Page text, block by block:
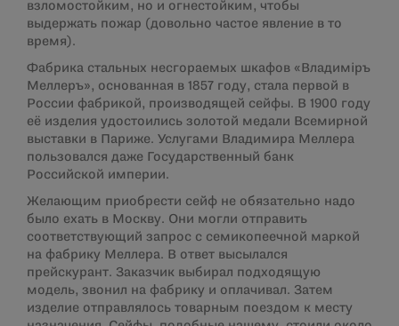
взломостойким, но и огнестойким, чтобы
выдержать пожар (довольно частое явление в то
время).
Фабрика стальных несгораемых шкафов «Владимiръ
Меллеръ», основанная в 1857 году, стала первой в
России фабрикой, производящей сейфы. В 1900 году
её изделия удостоились золотой медали Всемирной
выставки в Париже. Услугами Владимира Меллера
пользовался даже Государственный банк
Российской империи.
Желающим приобрести сейф не обязательно надо
было ехать в Москву. Они могли отправить
соответствующий запрос с семикопеечной маркой
на фабрику Меллера. В ответ высылался
прейскурант. Заказчик выбирал подходящую
модель, звонил на фабрику и оплачивал. Затем
изделие отправлялось товарным поездом к месту